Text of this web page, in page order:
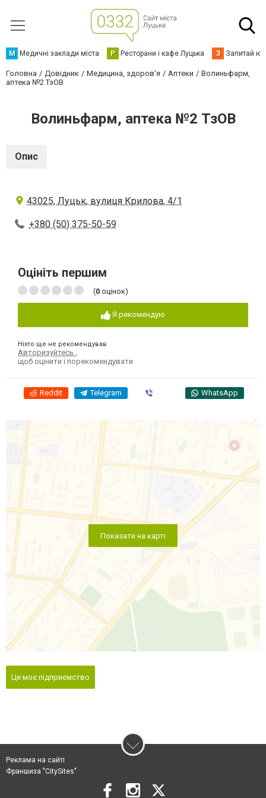
М Медичні заклади міста Р Ресторани і кафе Луцька З Запитай
Головна Довідник Медицина, здоров'я Аптеки
Волиньфарм,
аптека №2 ТзОВ
Волиньфарм, аптека №2 ТзОВ
Опис
43025, Луцьк, вулиця Крилова, 4/1
+380 (50) 375-50-59
Оцініть першим
(0 оцінок)
Я рекомендую
Ніхто ще не рекомендував
Авторизуйтесь
щоб оцінити і порекомендувати
Reddit Telegram WhatsApp
Показати на карті
Це моє підприємство
Реклама на сайті
Франшиза "CitySites"